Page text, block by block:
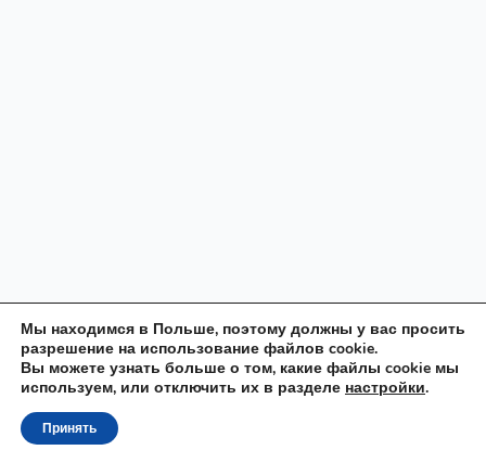
Мы находимся в Польше, поэтому должны у вас просить
разрешение на использование файлов cookie.
Вы можете узнать больше о том, какие файлы cookie мы
используем, или отключить их в разделе настройки.
Принять